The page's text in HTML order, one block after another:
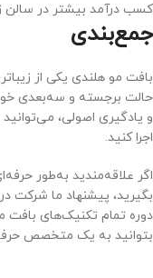
کسب درآمد بیشتر در سالن
جمع‌بندی
بافت مو هلندی یکی از
حالت برجسته و سه‌بعدی
و یادگیری اصولی،
اجرا کنید.
اگر علاقه‌مندید به‌طور
بگیرید، پیشنهاد ما شرکت در
دوره تمام تکنیک‌های بافت
بتوانید به یک متخصص